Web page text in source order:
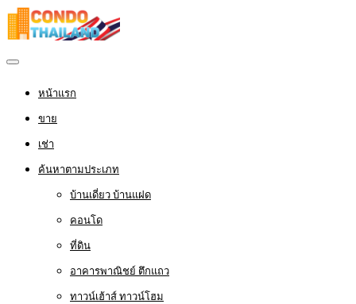
หน้าแรก
ขาย
เช่า
ค้นหาตามประเภท
บ้านเดี่ยว บ้านแฝด
คอนโด
ที่ดิน
อาคารพาณิชย์ ตึกแถว
ทาวน์เฮ้าส์ ทาวน์โฮม